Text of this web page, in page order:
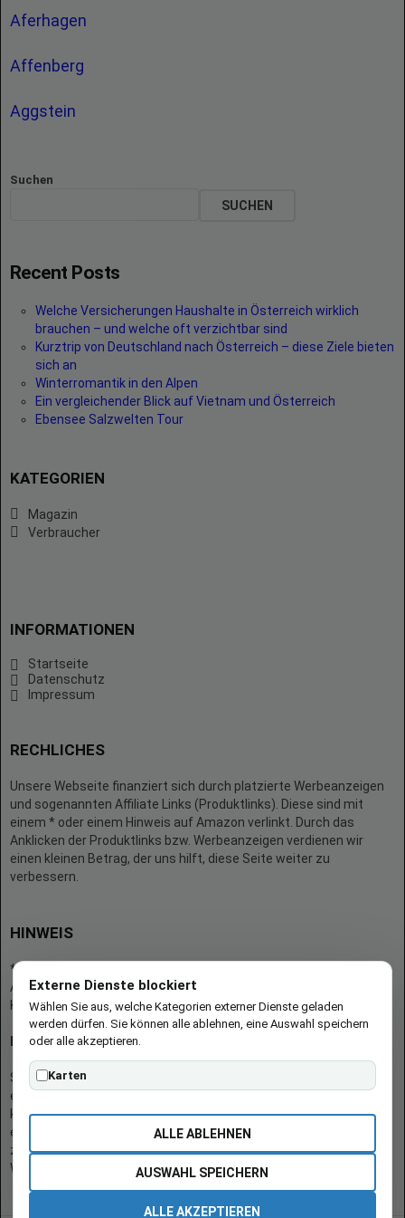
Aferhagen
Affenberg
Aggstein
Suchen
SUCHEN
Recent Posts
Welche Versicherungen Haushalte in Österreich wirklich
brauchen – und welche oft verzichtbar sind
Kurztrip von Deutschland nach Österreich – diese Ziele bieten
sich an
Winterromantik in den Alpen
Ein vergleichender Blick auf Vietnam und Österreich
Ebensee Salzwelten Tour
KATEGORIEN
Magazin
Verbraucher
INFORMATIONEN
Startseite
Datenschutz
Impressum
RECHLICHES
Unsere Webseite finanziert sich durch platzierte Werbeanzeigen
und sogenannten Affiliate Links (Produktlinks). Diese sind mit
einem * oder einem Hinweis auf Amazon verlinkt. Durch das
Anklicken der Produktlinks bzw. Werbeanzeigen verdienen wir
einen kleinen Betrag, der uns hilft, diese Seite weiter zu
verbessern.
HINWEIS
* = Afilliate-Link (=Werbung)
Als Amazon-Partner verdient der Seitenbetreiber an qualifizierten
Käufen.
Hinweis zu Preisen und Verfügbarkeiten
Sofern Produktpreise und Verfügbarkeiten angezeigt werden,
entsprechen diese dem angegebenen Stand (Datum/Uhrzeit) und
können sich auf der verlinkten Seite jederzeit ändern. Für den Kauf
eines Produkts gelten die Angaben zu Preis und Verfügbarkeit, die
zum Kaufzeitpunkt [auf der/den maßgeblichen Amazon-
Website(s)] angezeigt werden.
Externe Dienste blockiert
Wählen Sie aus, welche Kategorien externer Dienste geladen
werden dürfen. Sie können alle ablehnen, eine Auswahl speichern
oder alle akzeptieren.
Karten
ALLE ABLEHNEN
AUSWAHL SPEICHERN
ALLE AKZEPTIEREN